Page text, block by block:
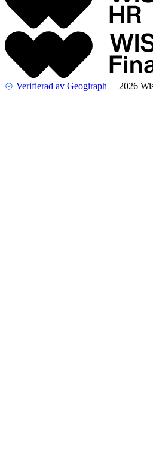
Verifierad av Geogiraph 2026